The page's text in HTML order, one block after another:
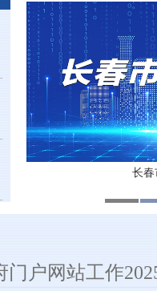
长春
门户网站工作